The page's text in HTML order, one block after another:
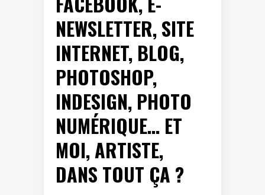
NEWSLETTER, SITE
INTERNET, BLOG,
PHOTOSHOP,
INDESIGN, PHOTO
NUMÉRIQUE… ET
MOI, ARTISTE,
DANS TOUT ÇA ?